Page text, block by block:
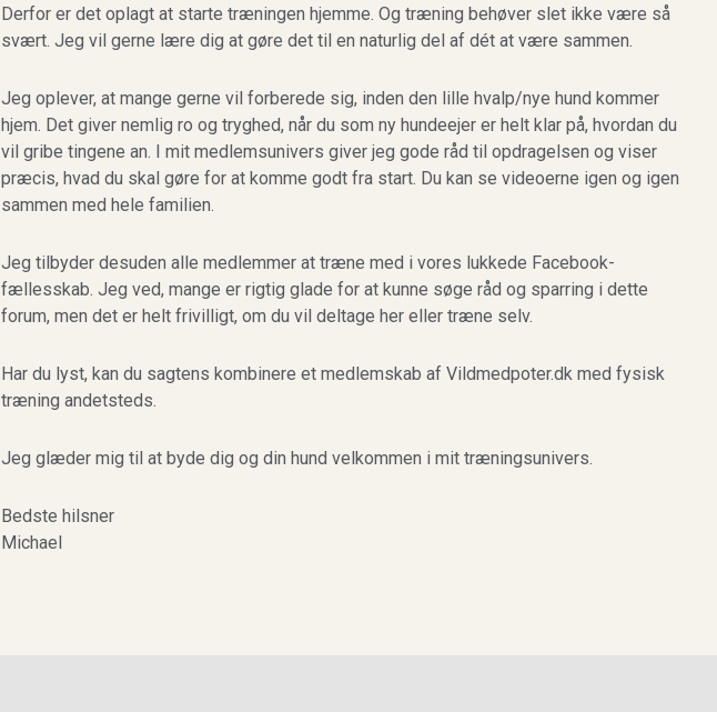
Derfor er det oplagt at starte træningen hjemme. Og træning behøver slet ikke være så
svært. Jeg vil gerne lære dig at gøre det til en naturlig del af dét at være sammen.
Jeg oplever, at mange gerne vil forberede sig, inden den lille hvalp/nye hund kommer
hjem. Det giver nemlig ro og tryghed, når du som ny hundeejer er helt klar på, hvordan du
vil gribe tingene an. I mit medlemsunivers giver jeg gode råd til opdragelsen og viser
præcis, hvad du skal gøre for at komme godt fra start. Du kan se videoerne igen og igen
sammen med hele familien.
Jeg tilbyder desuden alle medlemmer at træne med i vores lukkede Facebook-
fællesskab. Jeg ved, mange er rigtig glade for at kunne søge råd og sparring i dette
forum, men det er helt frivilligt, om du vil deltage her eller træne selv.
Har du lyst, kan du sagtens kombinere et medlemskab af Vildmedpoter.dk med fysisk
træning andetsteds.
Jeg glæder mig til at byde dig og din hund velkommen i mit træningsunivers.
Bedste hilsner
Michael